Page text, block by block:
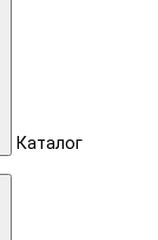
Каталог